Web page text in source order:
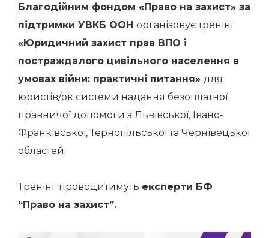
Благодійним фондом «Право на захист» за
підтримки УВКБ ООН організовує тренінг
«Юридичний захист прав ВПО і
постраждалого цивільного населення в
умовах війни: практичні питання» для
юристів/ок системи надання безоплатної
правничої допомоги з Львівської, Івано-
Франківської, Тернопільської та Чернівецької
областей.
Тренінг проводитимуть експерти БФ
“Право на захист”.